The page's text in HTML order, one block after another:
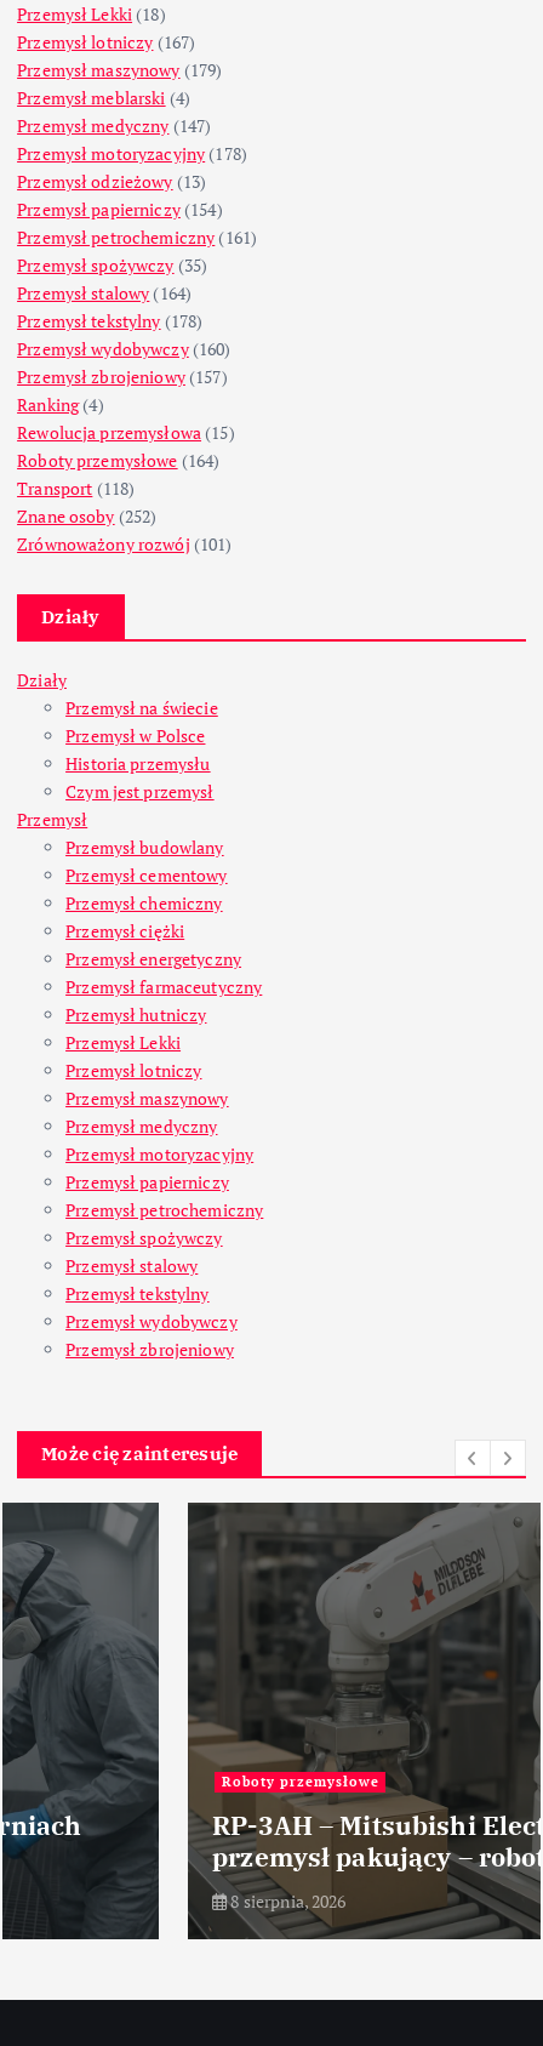
Przemysł Lekki (18)
Przemysł lotniczy (167)
Przemysł maszynowy (179)
Przemysł meblarski (4)
Przemysł medyczny (147)
Przemysł motoryzacyjny (178)
Przemysł odzieżowy (13)
Przemysł papierniczy(154)
Przemysł petrochemiczny (161)
Przemysł spożywczy (35)
Przemysł stalowy (164)
Przemysł tekstylny (178)
Przemysł wydobywczy(160)
Przemysł zbrojeniowy(157)
Ranking(4)
Rewolucja przemysłowa (15)
Roboty przemysłowe (164)
Transport (118)
Znane osoby (252)
Zrównoważony rozwój (101)
Działy
Działy
Przemysł na świecie
Przemysł w Polsce
Historia przemysłu
Czym jest przemysł
Przemysł
Przemysł budowlany
Przemysł cementowy
Przemysł chemiczny
Przemysł ciężki
Przemysł energetyczny
Przemysł farmaceutyczny
Przemysł hutniczy
Przemysł Lekki
Przemysł lotniczy
Przemysł maszynowy
Przemysł medyczny
Przemysł motoryzacyjny
Przemysł papierniczy
Przemysł petrochemiczny
Przemysł spożywczy
Przemysł stalowy
Przemysł tekstylny
Przemysł wydobywczy
Przemysł zbrojeniowy
Może cię zainteresuje
Roboty przemysłowe
RP-3AH – Mitsubishi Electric –
przemysł pakujący – robot
8 sierpnia, 2026